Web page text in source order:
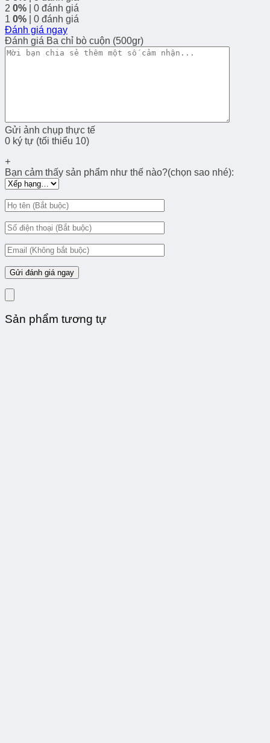
2 0% | 0 đánh giá
1 0% | 0 đánh giá
Đánh giá ngay
Đánh giá Ba chỉ bò cuộn (500gr)
Gửi ảnh chụp thực tế
0 ký tự (tối thiểu 10)
+
Bạn cảm thấy sản phẩm như thế nào?(chọn sao nhé):
Sản phẩm tương tự